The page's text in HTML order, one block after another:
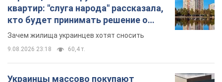
самая популярная модель
Какие марки авто предпочитают приобретать